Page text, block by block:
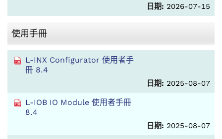
日期: 2026-07-15
使用手冊
L-INX Configurator 使用者手
冊 8.4
日期: 2025-08-07
L-IOB IO Module 使用者手冊
8.4
日期: 2025-08-07